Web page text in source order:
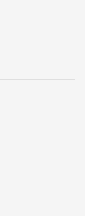
針を示す解説
遼・金・元時
的内容と文献
る筆記六種
古杭雑記詩
俗、都市文
様な情報を読
としても貴重
大きく寄与す